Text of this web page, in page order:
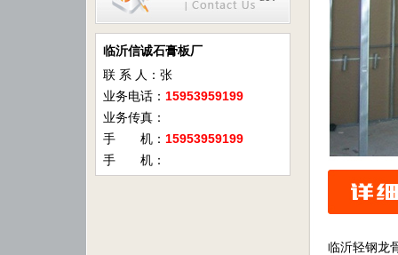
临沂信诚石膏板厂
联 系 人：张
业务电话： 15953959199
业务传真：
手 机： 15953959199
手 机：
临沂轻钢龙